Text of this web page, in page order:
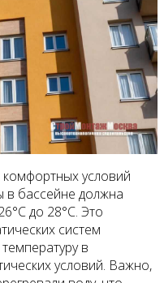
условий
в бассейне должна
до 28°C. Это
систем
в
условий. Важно,